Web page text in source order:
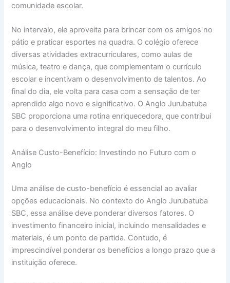
comunidade escolar.
No intervalo, ele aproveita para brincar com os amigos no
pátio e praticar esportes na quadra. O colégio oferece
diversas atividades extracurriculares, como aulas de
música, teatro e dança, que complementam o currículo
escolar e incentivam o desenvolvimento de talentos. Ao
final do dia, ele volta para casa com a sensação de ter
aprendido algo novo e significativo. O Anglo Jurubatuba
SBC proporciona uma rotina enriquecedora, que contribui
para o desenvolvimento integral do meu filho.
Análise Custo-Benefício: Investindo no Futuro com o
Anglo
Uma análise de custo-benefício é essencial ao avaliar
opções educacionais. No contexto do Anglo Jurubatuba
SBC, essa análise deve ponderar diversos fatores. O
investimento financeiro inicial, incluindo mensalidades e
materiais, é um ponto de partida. Contudo, é
imprescindível ponderar os benefícios a longo prazo que a
instituição oferece.